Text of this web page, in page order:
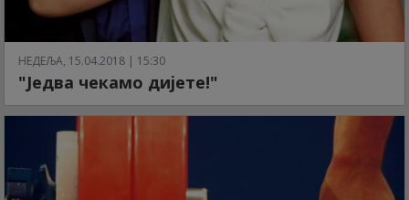
НЕДЕЉА, 15.04.2018 | 15:30
"Једва чекамо дијете!"